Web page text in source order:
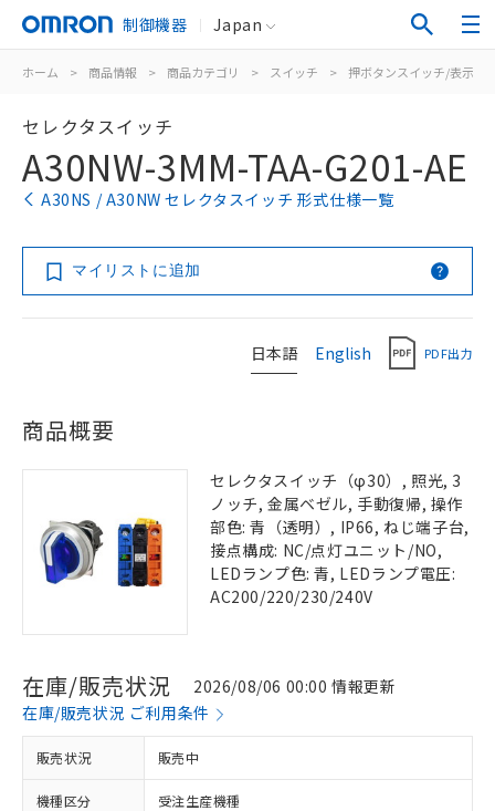
制御機器 Japan
ホーム > 商品情報 > 商品カテゴリ > スイッチ > 押ボタンスイッチ/表示灯
セレクタスイッチ
A30NW-3MM-TAA-G201-AE
A30NS / A30NW セレクタスイッチ 形式仕様一覧
マイリストに追加
日本語 English PDF出力
商品概要
セレクタスイッチ（φ30）, 照光, 3
ノッチ, 金属ベゼル, 手動復帰, 操作
部色: 青（透明）, IP66, ねじ端子台,
接点構成: NC/点灯ユニット/NO,
LEDランプ色: 青, LEDランプ電圧:
AC200/220/230/240V
在庫/販売状況
2026/08/06 00:00 情報更新
在庫/販売状況 ご利用条件
販売状況 販売中
機種区分 受注生産機種